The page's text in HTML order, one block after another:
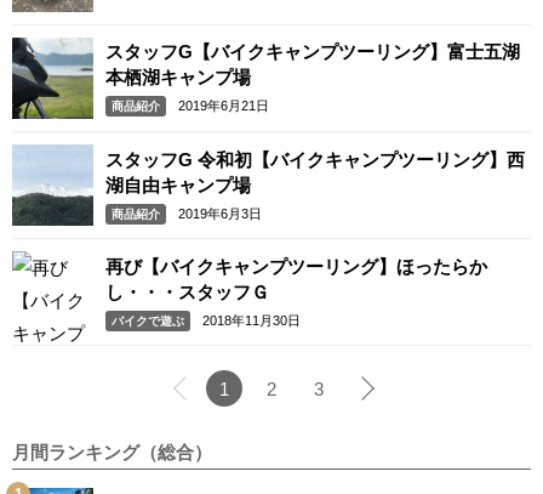
スタッフG【バイクキャンプツーリング】富士五湖
本栖湖キャンプ場
商品紹介 2019年6月21日
スタッフG 令和初【バイクキャンプツーリング】西
湖自由キャンプ場
商品紹介 2019年6月3日
再び【バイクキャンプツーリング】ほったらか
し・・・スタッフＧ
バイクで遊ぶ 2018年11月30日
1 2 3
月間ランキング（総合）